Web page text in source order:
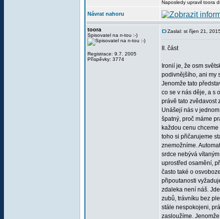
Naposledy upravil toora
Návrat nahoru
toora
Spisovatel na n-tou :-)
Registrace: 9.7. 2005
Příspěvky: 3774
Zaslal: st říjen 21,
II. část
Ironií je, že osm
podivnějšího, ani my
Jenomže tato
co se v nás děje, a s
právě tato zvědavost
Unášejí nás v
špatný, proč máme
každou cenu
toho si přičarujeme
znemožníme.
srdce nebývá
uprostřed osamění,
často také o
připoutanosti
zdaleka není náš.
zubů, trávníku bez
stále nespokojeni,
zasloužíme.